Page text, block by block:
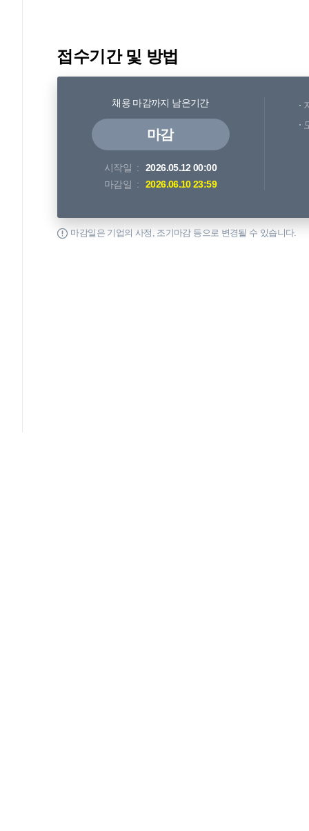
접수기간 및 방법
채용 마감까지 남은기간
마감
시작일
2026.05.12 00:00
마감일
2026.06.10 23:59
마감일은 기업의 사정, 조기마감 등으로 변경될 수 있습니다.